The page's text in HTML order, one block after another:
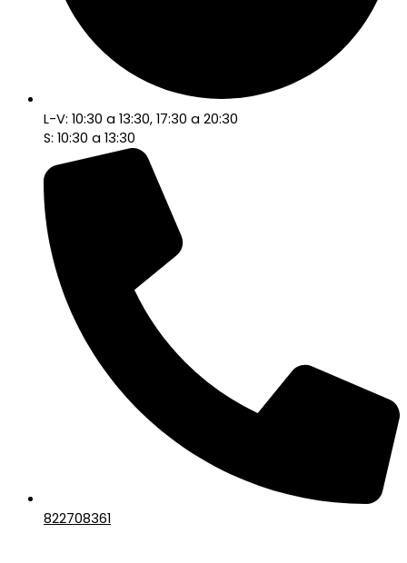
L-V: 10:30 a 13:30, 17:30 a 20:30
S: 10:30 a 13:30
822708361